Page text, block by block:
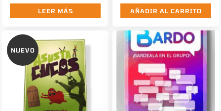
LEER MÁS AÑADIR AL CARRITO
NUEVO